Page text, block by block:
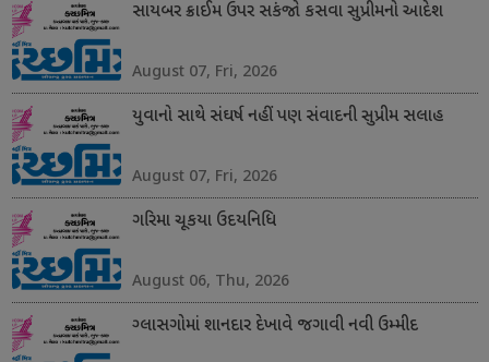
સાયબર ક્રાઈમ ઉપર સકંજો કસવા સુપ્રીમનો આદેશ
August 07, Fri, 2026
યુવાનો સાથે સંઘર્ષ નહીં પણ સંવાદની સુપ્રીમ સલાહ
August 07, Fri, 2026
ગરિમા ચૂકયા ઉદયનિધિ
August 06, Thu, 2026
ગ્લાસગોમાં શાનદાર દેખાવે જગાવી નવી ઉમ્મીદ